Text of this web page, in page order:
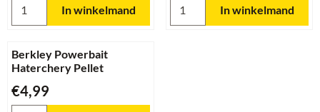
In winkelmand In winkelmand
Berkley Powerbait
Haterchery Pellet
Prijs: 4,99
€4,99